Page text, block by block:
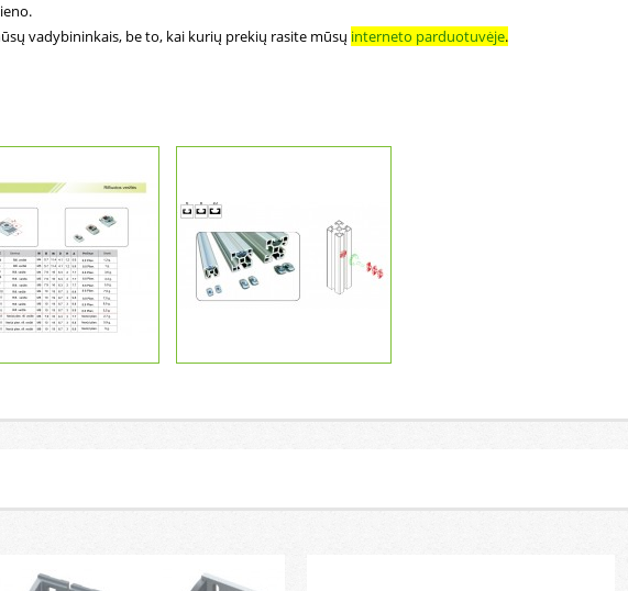
vadybininkais, be to, kai kurių prekių rasite mūsų interneto parduotuvėje.